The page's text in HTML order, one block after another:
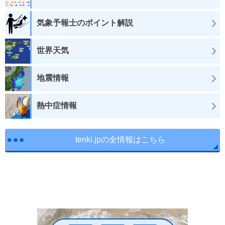
気象予報士のポイント解説
世界天気
地震情報
熱中症情報
tenki.jpの全情報はこちら